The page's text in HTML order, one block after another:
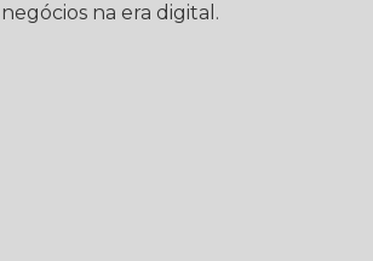
negócios na era digital.